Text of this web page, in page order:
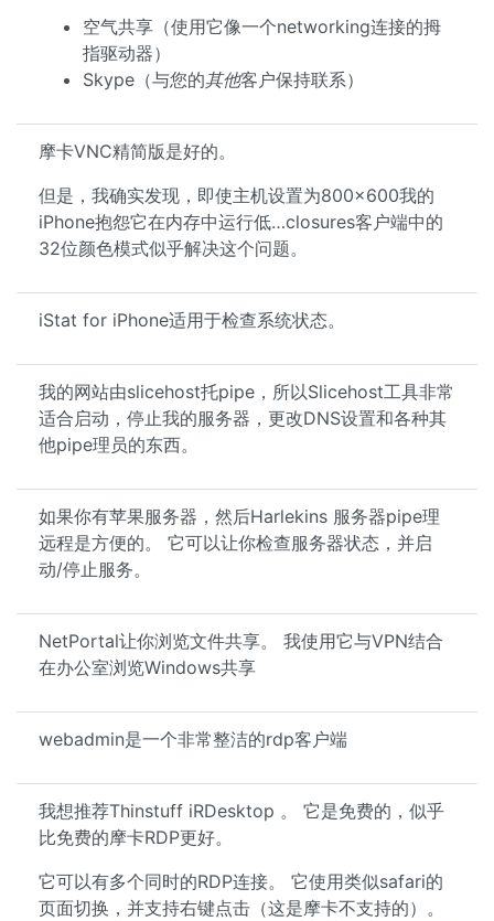
空气共享（使用它像一个networking连接的拇
指驱动器）
Skype（与您的其他客户保持联系）
摩卡VNC精简版是好的。
但是，我确实发现，即使主机设置为800×600我的
iPhone抱怨它在内存中运行低…closures客户端中的
32位颜色模式似乎解决这个问题。
iStat for iPhone适用于检查系统状态。
我的网站由slicehost托pipe，所以Slicehost工具非常
适合启动，停止我的服务器，更改DNS设置和各种其
他pipe理员的东西。
如果你有苹果服务器，然后Harlekins 服务器pipe理
远程是方便的。 它可以让你检查服务器状态，并启
动/停止服务。
NetPortal让你浏览文件共享。 我使用它与VPN结合
在办公室浏览Windows共享
webadmin是一个非常整洁的rdp客户端
我想推荐Thinstuff iRDesktop 。 它是免费的，似乎
比免费的摩卡RDP更好。
它可以有多个同时的RDP连接。 它使用类似safari的
页面切换，并支持右键点击（这是摩卡不支持的）。